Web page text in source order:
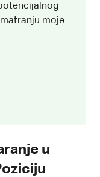
moje
u